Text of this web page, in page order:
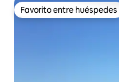
Favorito entre huéspedes
Favorito entre huéspedes